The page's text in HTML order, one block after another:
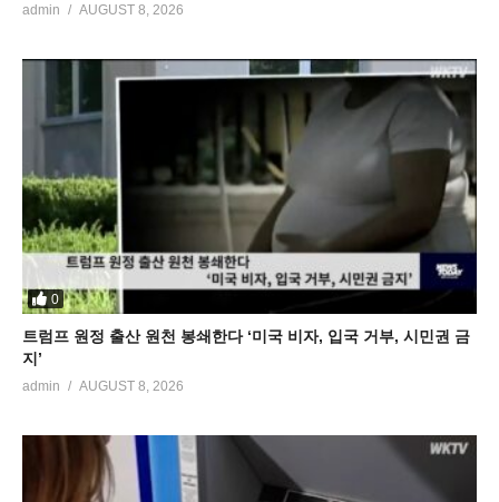
admin AUGUST 8, 2026
0
트럼프 원정 출산 원천 봉쇄한다 ‘미국 비자, 입국 거부, 시민권 금
지’
admin AUGUST 8, 2026